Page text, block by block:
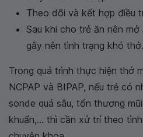
Theo dõi và kết hợp điều
Sau khi cho trẻ ăn nên
gây nên tình trạng khó thở.
Trong quá trình thực hiện thở
NCPAP và BIPAP, nếu trẻ có
sonde quá sâu, tổn thương
khuẩn,... thì cần xử trí theo